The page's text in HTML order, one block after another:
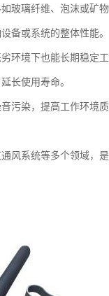
玻璃纤维、泡沫或矿物
备或系统的整体性能。
环境下也能长期稳定工
长使用寿命。
污染，提高工作环境
风系统等多个领域，